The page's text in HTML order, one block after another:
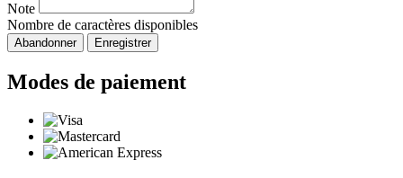
Note
Nombre de caractères disponibles
Abandonner Enregistrer
Modes de paiement